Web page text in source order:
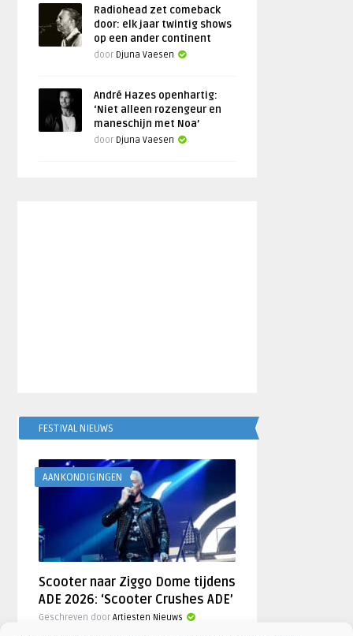
Radiohead zet comeback
door: elk jaar twintig shows
op een ander continent
door Djuna Vaesen
André Hazes openhartig:
‘Niet alleen rozengeur en
maneschijn met Noa’
door Djuna Vaesen
FESTIVAL NIEUWS
AANKONDIGINGEN
Scooter naar Ziggo Dome tijdens
ADE 2026: ‘Scooter Crushes ADE’
Geschreven doorArtiesten Nieuws